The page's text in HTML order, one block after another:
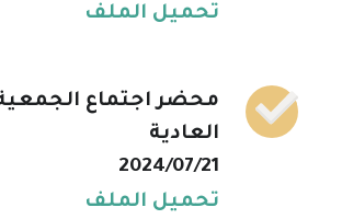
تحميل الملف
محضر اجتماع
العادية
2024/07/21
تحميل الملف